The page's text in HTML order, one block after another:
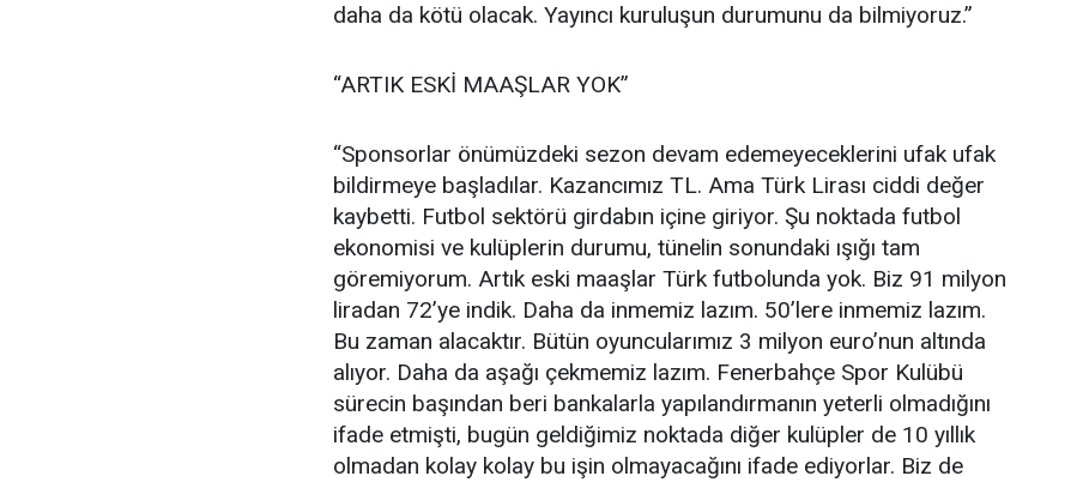
daha da kötü olacak. Yayıncı kuruluşun durumunu da bilmiyoruz.”
“ARTIK ESKİ MAAŞLAR YOK”
“Sponsorlar önümüzdeki sezon devam edemeyeceklerini ufak ufak
bildirmeye başladılar. Kazancımız TL. Ama Türk Lirası ciddi değer
kaybetti. Futbol sektörü girdabın içine giriyor. Şu noktada futbol
ekonomisi ve kulüplerin durumu, tünelin sonundaki ışığı tam
göremiyorum. Artık eski maaşlar Türk futbolunda yok. Biz 91 milyon
liradan 72’ye indik. Daha da inmemiz lazım. 50’lere inmemiz lazım.
Bu zaman alacaktır. Bütün oyuncularımız 3 milyon euro’nun altında
alıyor. Daha da aşağı çekmemiz lazım. Fenerbahçe Spor Kulübü
sürecin başından beri bankalarla yapılandırmanın yeterli olmadığını
ifade etmişti, bugün geldiğimiz noktada diğer kulüpler de 10 yıllık
olmadan kolay kolay bu işin olmayacağını ifade ediyorlar. Biz de